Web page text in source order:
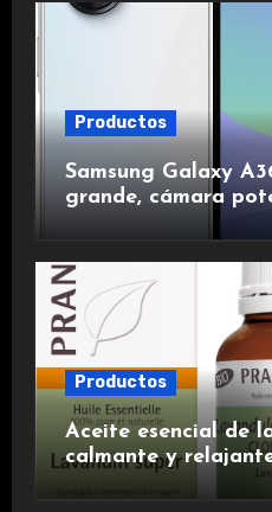
Productos
Samsung Galaxy
grande, cámara
duradera y carga
experiencia
Productos
Aceite esencial de
calmante y